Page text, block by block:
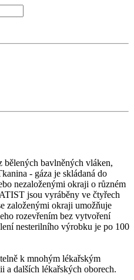
bavlněných vláken,
- gáza je skládaná do
nezaloženými okraji o různém
jsou vyráběny ve čtyřech
založenými okraji umožňuje
rozevřením bez vytvoření
nesterilního výrobku je po 100
k mnohým lékařským
dalších lékařských oborech.